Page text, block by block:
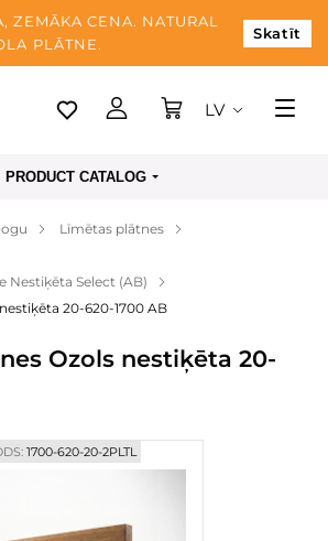
ZEMĀKA CENA. NATURAL
PLĀTNE.
Skatīt
LV
PRODUCT CATALOG
Līmētas plātnes
Nestiķēta Select (AB)
20-620-1700 AB
Ozols nestiķēta 20-
1700-620-20-2PLTL